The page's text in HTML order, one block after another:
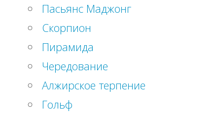
Пасьянс Маджонг
Скорпион
Пирамида
Чередование
Алжирское терпение
Гольф